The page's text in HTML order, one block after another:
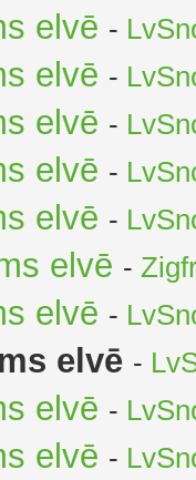
elvē -
elvē -
elvē -
elvē -
elvē -
elvē -
elvē -
elvē -
elvē -
elvē -